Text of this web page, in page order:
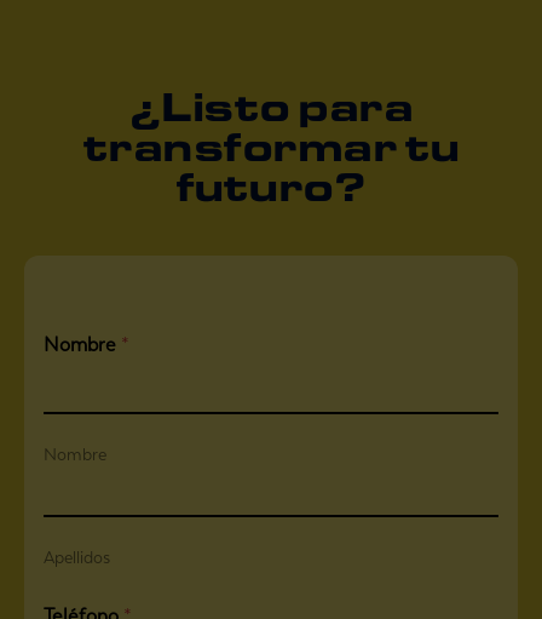
¿Listo para
transformar tu
futuro?
Nombre *
Nombre
Apellidos